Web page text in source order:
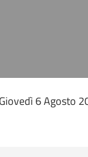
Giovedì 6 Agosto